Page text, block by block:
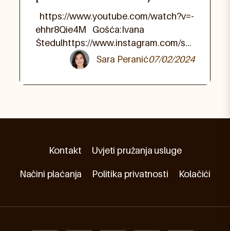
potrebno osim stručnog
znanja?
https://www.youtube.com/watch?v=-
ehhr8Qie4M Gošća:Ivana
Štedulhttps://www.instagram.com/se
nzogym?
igsh=MW13ZGNrbDRpYmJ2NQ==Me
ntorski program PoduzetniJA:
nic/
Sara Peranić07/02/2024
Kontakt Uvjeti pružanja usluge
Načini plaćanja Politika privatnosti Kolačići